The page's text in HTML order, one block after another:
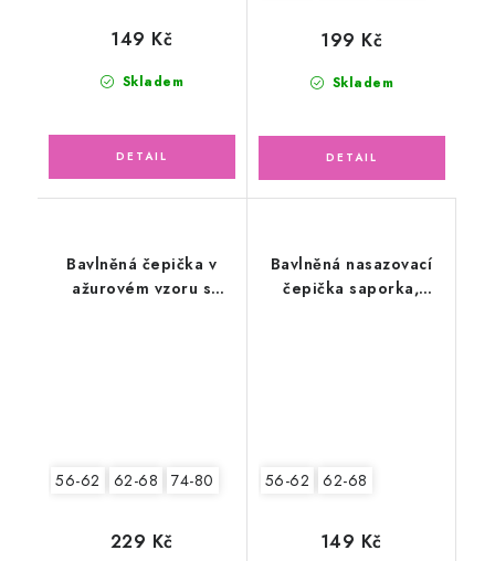
Skladem
149 Kč
Skladem
199 Kč
Bavlněná čepička v
ažurovém vzoru s
56-62 62-68 74-80
229 Kč
Bavlněná nasazovací
čepička saporka,
56-62 62-68
149 Kč